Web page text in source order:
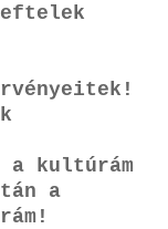
a kultúrám
a